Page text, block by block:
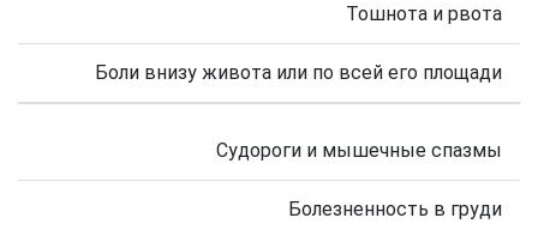
Тошнота и рвота
Боли внизу живота или по всей его площади
Судороги и мышечные спазмы
Болезненность в груди